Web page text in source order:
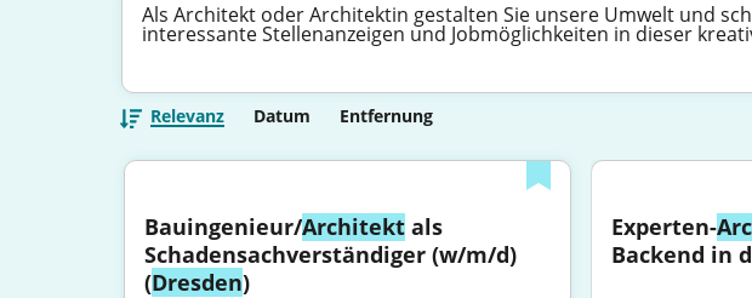
Als Architekt oder Architektin gestalten Sie unsere Umwelt und
interessante Stellenanzeigen und Jobmöglichkeiten in dieser
Relevanz Datum Entfernung
Bauingenieur/Architekt als
Schadensachverständiger (w/m/d)
(Dresden)
Experten-
Backend in